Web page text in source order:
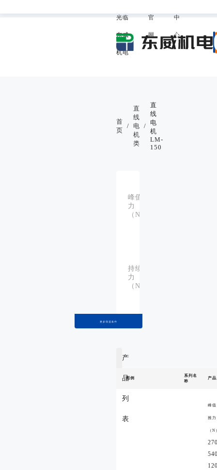
光临
东威
机电
官
网
中
心
首
页
/
直
线
电
机
类
/
直
线
电
机
LM-
150
峰值推
力
（N）：
持续推
力
（N）：
导轨
数
更多筛选条件
产
品
列
表
图例
系列名
称
产
峰值
推力
（